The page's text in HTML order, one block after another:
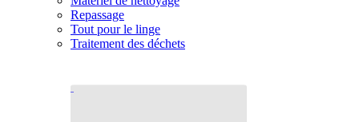
Repassage
Tout pour le linge
Traitement des déchets